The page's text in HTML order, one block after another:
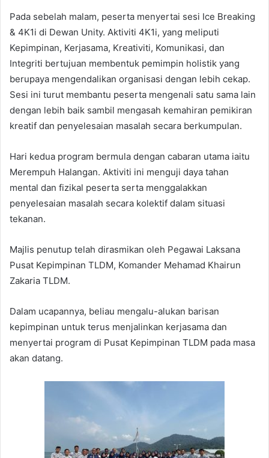
Pada sebelah malam, peserta menyertai sesi Ice Breaking
& 4K1i di Dewan Unity. Aktiviti 4K1i, yang meliputi
Kepimpinan, Kerjasama, Kreativiti, Komunikasi, dan
Integriti bertujuan membentuk pemimpin holistik yang
berupaya mengendalikan organisasi dengan lebih cekap.
Sesi ini turut membantu peserta mengenali satu sama lain
dengan lebih baik sambil mengasah kemahiran pemikiran
kreatif dan penyelesaian masalah secara berkumpulan.
Hari kedua program bermula dengan cabaran utama iaitu
Merempuh Halangan. Aktiviti ini menguji daya tahan
mental dan fizikal peserta serta menggalakkan
penyelesaian masalah secara kolektif dalam situasi
tekanan.
Majlis penutup telah dirasmikan oleh Pegawai Laksana
Pusat Kepimpinan TLDM, Komander Mehamad Khairun
Zakaria TLDM.
Dalam ucapannya, beliau mengalu-alukan barisan
kepimpinan untuk terus menjalinkan kerjasama dan
menyertai program di Pusat Kepimpinan TLDM pada masa
akan datang.